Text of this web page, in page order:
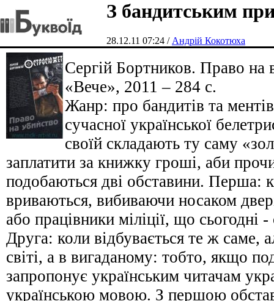
З бандитським
28.12.11 07:24 /Андрій Кокотюха
Сергій Бортников. Право на
«Вече», 2011 – 284 с.
Жанр: про бандитів та
сучасної української
своїй складають ту саму
заплатити за книжку гроші, аби
подобаються дві обставини. Перша:
вриваються, вибиваючи носаком
або працівники міліції, що сьогодні
Друга: коли відбувається те ж саме,
світі, а в вигаданому: тобто, якщо
запропонує українським читачам
українською мовою. З першою